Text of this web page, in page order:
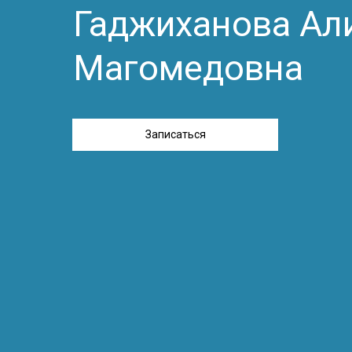
Гаджиханова
Магомедовна
Записаться